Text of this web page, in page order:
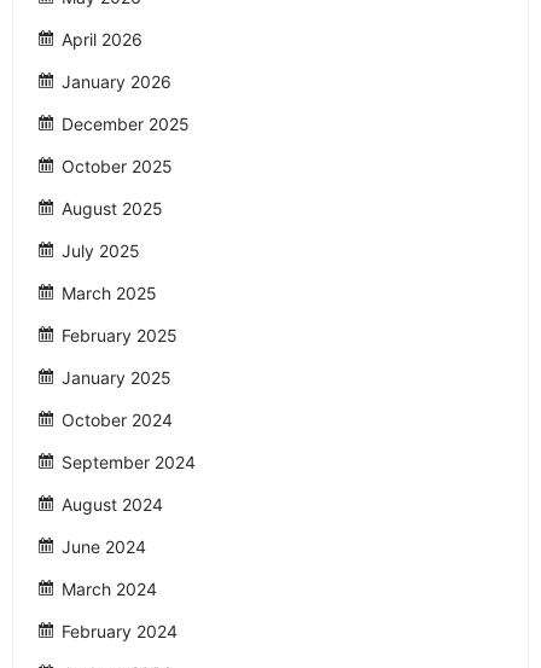
April 2026
January 2026
December 2025
October 2025
August 2025
July 2025
March 2025
February 2025
January 2025
October 2024
September 2024
August 2024
June 2024
March 2024
February 2024